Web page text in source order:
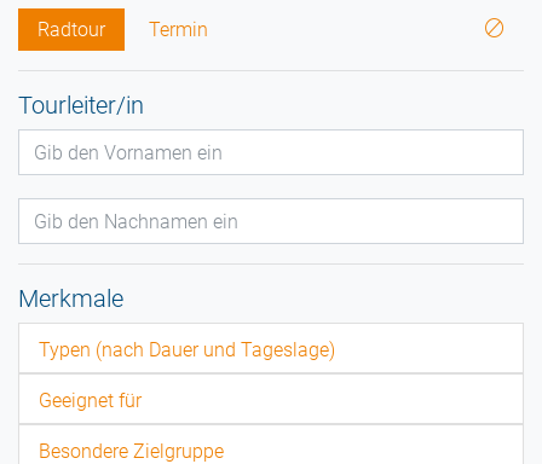
Radtour Termin
Tourleiter/in
Merkmale
Typen (nach Dauer und Tageslage)
Geeignet für
Besondere Zielgruppe